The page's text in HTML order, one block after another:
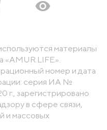
материалы
«AMUR.LIFE».
номер и дата
серия ИА №
зарегистрировано
в сфере связи,
и массовых